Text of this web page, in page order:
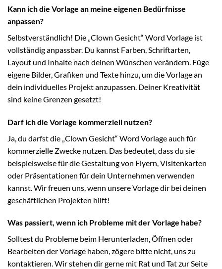
Kann ich die Vorlage an meine eigenen Bedürfnisse
anpassen?
Selbstverständlich! Die „Clown Gesicht“ Word Vorlage ist
vollständig anpassbar. Du kannst Farben, Schriftarten,
Layout und Inhalte nach deinen Wünschen verändern. Füge
eigene Bilder, Grafiken und Texte hinzu, um die Vorlage an
dein individuelles Projekt anzupassen. Deiner Kreativität
sind keine Grenzen gesetzt!
Darf ich die Vorlage kommerziell nutzen?
Ja, du darfst die „Clown Gesicht“ Word Vorlage auch für
kommerzielle Zwecke nutzen. Das bedeutet, dass du sie
beispielsweise für die Gestaltung von Flyern, Visitenkarten
oder Präsentationen für dein Unternehmen verwenden
kannst. Wir freuen uns, wenn unsere Vorlage dir bei deinen
geschäftlichen Projekten hilft!
Was passiert, wenn ich Probleme mit der Vorlage habe?
Solltest du Probleme beim Herunterladen, Öffnen oder
Bearbeiten der Vorlage haben, zögere bitte nicht, uns zu
kontaktieren. Wir stehen dir gerne mit Rat und Tat zur Seite